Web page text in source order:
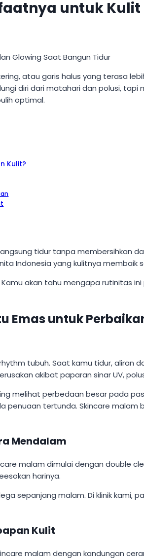
untuk Kulit
atau garis halus yang terasa
diri dari matahari dan polusi,
optimal.
Kulit?
tidur tanpa membersihkan
Indonesia yang kulitnya membaik
Kamu akan tahu mengapa rutinitas
Emas untuk
tubuh. Saat kamu tidur, aliran
akibat paparan sinar UV,
melihat perbedaan besar pada
tertunda. Skincare
Mendalam
malam dimulai dengan double
harinya.
sepanjang malam. Di klinik kami,
Kulit
malam dengan kandungan